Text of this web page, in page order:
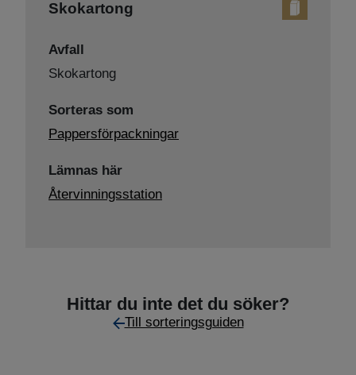
Skokartong
Avfall
Skokartong
Sorteras som
Pappersförpackningar
Lämnas här
Återvinningsstation
Hittar du inte det du söker?
Till sorteringsguiden